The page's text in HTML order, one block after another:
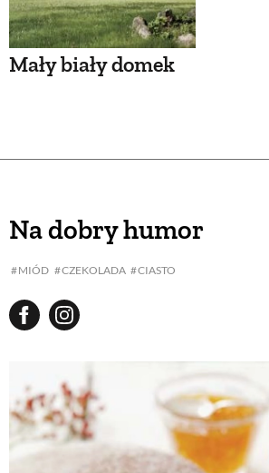
Mały biały domek
Na dobry humor
MIÓD CZEKOLADA CIASTO